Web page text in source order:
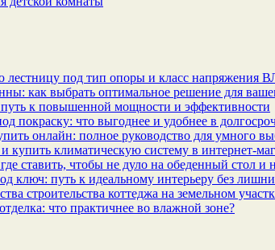
под тип опоры и класс напряжения
как выбрать оптимальное решение для
к повышенной мощности и эффективности
покраску: что выгоднее и удобнее в
онлайн: полное руководство для умного
купить климатическую систему в
ставить, чтобы не дуло на обеденный стол и
ключ: путь к идеальному интерьеру без
строительства коттеджа на земельном
что практичнее во влажной зоне?